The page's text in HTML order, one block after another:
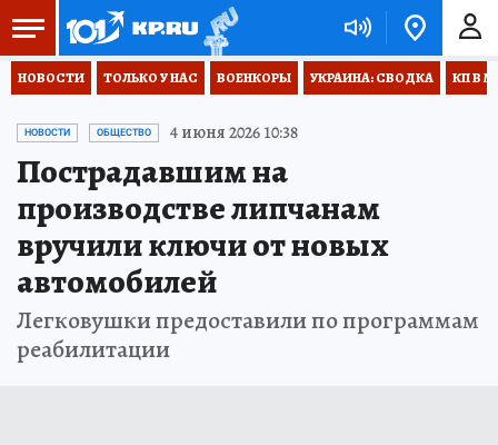
НОВОСТИ ТОЛЬКО У НАС ВОЕНКОРЫ УКРАИНА: СВОДКА КП В
НОВОСТИ ОБЩЕСТВО 4 июня 2026 10:38
Пострадавшим на
производстве липчанам
вручили ключи от новых
автомобилей
Легковушки предоставили по программам
реабилитации